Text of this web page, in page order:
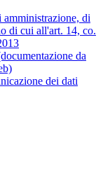
di
di cui all'art. 14, co.
da
dei dati